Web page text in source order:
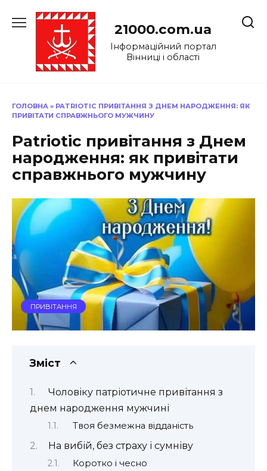
до
21000.com.ua
Інформаційний портал
Вінниці і області
ГОЛОВНА » PATRIOTIC ПРИВІТАННЯ З ДНЕМ НАРОДЖЕННЯ: ЯК
ПРИВІТАТИ СПРАВЖНЬОГО МУЖЧИНУ
Patriotic привітання з Днем
народження: як привітати
справжнього мужчину
ПРИВІТАННЯ
Зміст
Чоловіку патріотичне привітання з
днем народження мужчині
Твоя безмежна відданість
На вибій, без страху і сумніву
Коротко і чесно